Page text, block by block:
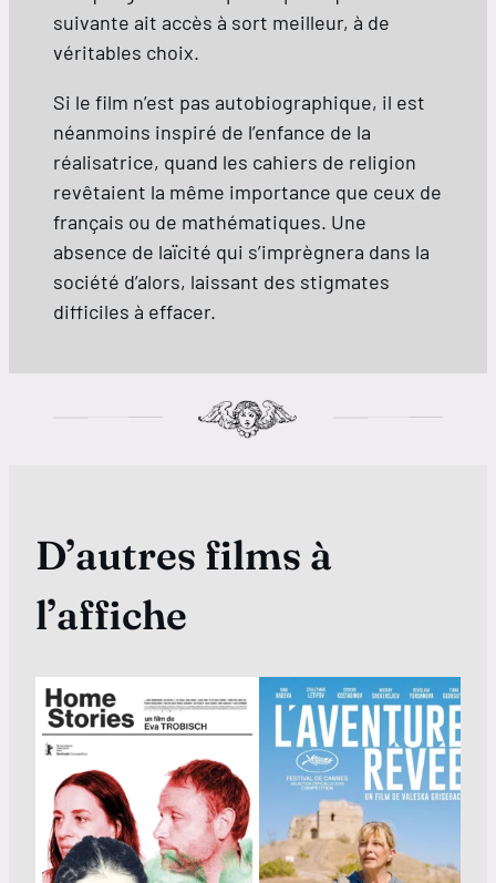
suivante ait accès à sort meilleur, à de
véritables choix.
Si le film n’est pas autobiographique, il est
néanmoins inspiré de l’enfance de la
réalisatrice, quand les cahiers de religion
revêtaient la même importance que ceux de
français ou de mathématiques. Une
absence de laïcité qui s’imprègnera dans la
société d’alors, laissant des stigmates
difficiles à effacer.
D’autres films à
l’affiche